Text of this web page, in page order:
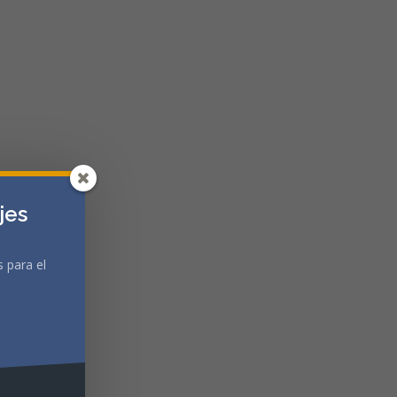
para el